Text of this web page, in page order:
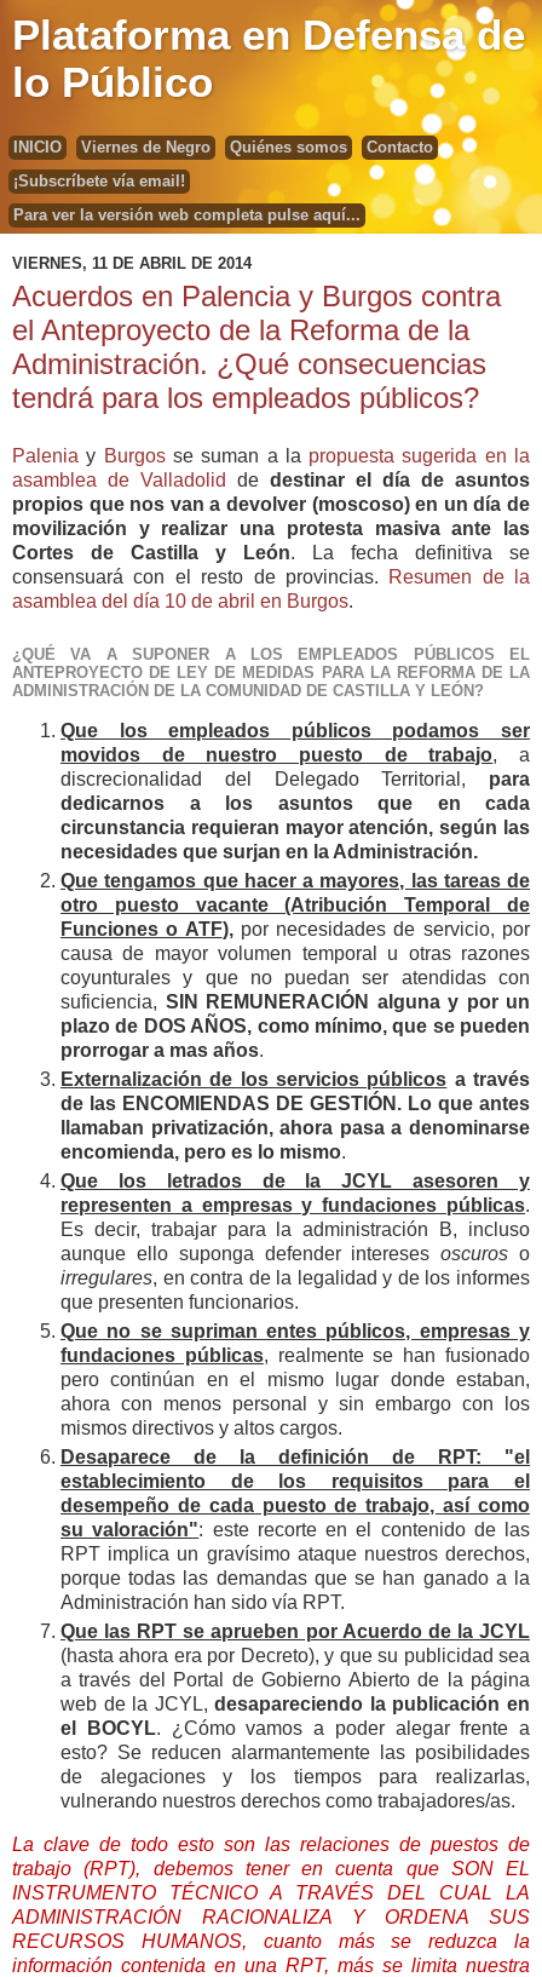
Plataforma en Defensa de
lo Público
INICIO Viernes de Negro Quiénes somos
Contacto
¡Subscríbete vía email!
Para ver la versión web completa pulse aquí...
VIERNES, 11 DE ABRIL DE 2014
Acuerdos en Palencia y Burgos contra
el Anteproyecto de la Reforma de la
Administración. ¿Qué consecuencias
tendrá para los empleados públicos?
Palenia y Burgosse suman a la propuesta sugerida en la
asamblea de Valladolid
de destinar el día de asuntos
propios que nos van a devolver (moscoso) en un día de
movilización y realizar una protesta masiva ante las
Cortes de Castilla y León. La fecha definitiva se
consensuará con el resto de provincias.
Resumen de la
asamblea del día 10 de abril en Burgos.
¿QUÉ VA A SUPONER A LOS EMPLEADOS PÚBLICOS EL
ANTEPROYECTO DE LEY DE MEDIDAS PARA LA REFORMA DE LA
ADMINISTRACIÓN DE LA COMUNIDAD DE CASTILLA Y LEÓN?
Que los empleados públicos podamos ser
movidos de nuestro puesto de trabajo, a
discrecionalidad del Delegado Territorial, para
dedicarnos a los asuntos que en cada
circunstancia requieran mayor atención, según las
necesidades que surjan en la Administración.
Que tengamos que hacer a mayores, las tareas de
otro puesto vacante (Atribución Temporal de
Funciones o ATF),por necesidades de servicio, por
causa de mayor volumen temporal u otras razones
coyunturales y que no puedan ser atendidas con
suficiencia, SIN REMUNERACIÓN alguna y por un
plazo de DOS AÑOS, como mínimo, que se pueden
prorrogar a mas años.
Externalización de los servicios públicos a través
de las ENCOMIENDAS DE GESTIÓN. Lo que antes
llamaban privatización, ahora pasa a denominarse
encomienda, pero es lo mismo.
Que los letrados de la JCYL asesoren y
representen a empresas y fundaciones públicas.
Es decir, trabajar para la administración B, incluso
aunque ello suponga defender interesesoscuros o
irregulares, en contra de la legalidad y de los informes
que presenten funcionarios.
Que no se supriman entes públicos, empresas y
fundaciones públicas, realmente se han fusionado
pero continúan en el mismo lugar donde estaban,
ahora con menos personal y sin embargo con los
mismos directivos y altos cargos.
Desaparece de la definición de RPT: "el
establecimiento de los requisitos para el
desempeño de cada puesto de trabajo, así como
su valoración": este recorte en el contenido de las
RPT implica un gravísimo ataque nuestros derechos,
porque todas las demandas que se han ganado a la
Administración han sido vía RPT.
Que las RPT se aprueben por Acuerdo de la JCYL
(hasta ahora era por Decreto), y que su publicidad sea
a través del Portal de Gobierno Abierto de la página
web de la JCYL,desapareciendo la publicación en
el BOCYL. ¿Cómo vamos a poder alegar frente a
esto? Se reducen alarmantemente las posibilidades
de alegaciones y los tiempos para realizarlas,
vulnerando nuestros derechos como trabajadores/as.
La clave de todo esto son las relaciones de puestos de
trabajo (RPT), debemos tener en cuenta que SON EL
INSTRUMENTO TÉCNICO A TRAVÉS DEL CUAL LA
ADMINISTRACIÓN RACIONALIZA Y ORDENA SUS
RECURSOS HUMANOS, cuanto más se reduzca la
información contenida en una RPT, más se limita nuestra